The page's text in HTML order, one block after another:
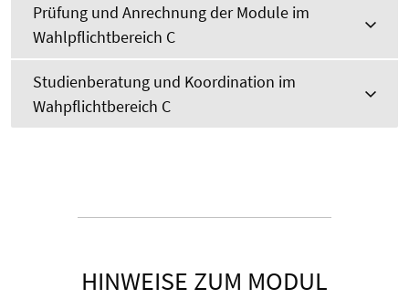
Prüfung und Anrechnung der Module im
Wahlpflichtbereich C
Studienberatung und Koordination im
Wahpflichtbereich C
HINWEISE ZUM MODUL